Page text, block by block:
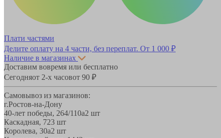
Плати частями
Делите оплату на 4 части, без переплат. От 1 000 ₽
Наличие в магазинах
Доставим вовремя или бесплатно
Сегодняот 2-х часовот 90 ₽
Самовывоз из магазинов:
г.Ростов-на-Дону
40-лет победы, 264/110а2 шт
Каскадная, 723 шт
Королева, 30а2 шт